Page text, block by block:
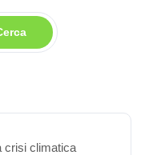
crisi climatica